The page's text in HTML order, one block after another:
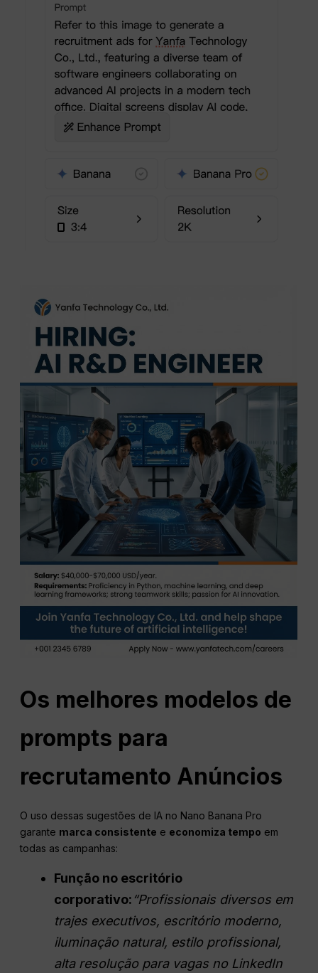
Os melhores modelos de
prompts para
recrutamento Anúncios
O uso dessas sugestões de IA no Nano Banana Pro
garante marca consistente e economiza tempo em
todas as campanhas:
Função no escritório
corporativo: “Profissionais diversos em
trajes executivos, escritório moderno,
iluminação natural, estilo profissional,
alta resolução para vagas no LinkedIn